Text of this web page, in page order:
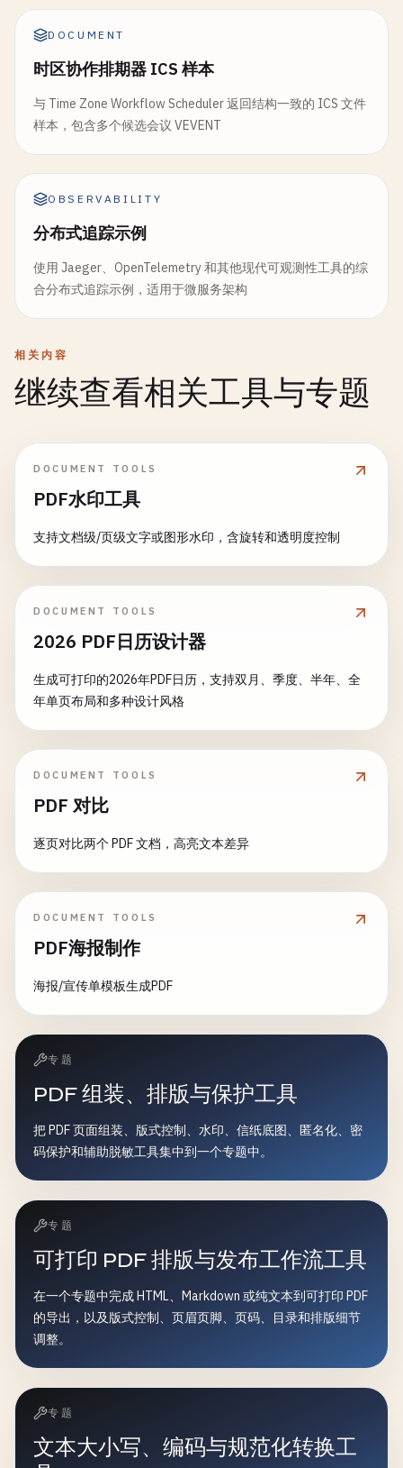
DOCUMENT
时区协作排期器 ICS 样本
与 Time Zone Workflow Scheduler 返回结构一致的 ICS 文件
样本，包含多个候选会议 VEVENT
OBSERVABILITY
分布式追踪示例
使用 Jaeger、OpenTelemetry 和其他现代可观测性工具的综
合分布式追踪示例，适用于微服务架构
相关内容
继续查看相关工具与专题
DOCUMENT TOOLS
PDF水印工具
支持文档级/页级文字或图形水印，含旋转和透明度控制
DOCUMENT TOOLS
2026 PDF日历设计器
生成可打印的2026年PDF日历，支持双月、季度、半年、全
年单页布局和多种设计风格
DOCUMENT TOOLS
PDF 对比
逐页对比两个 PDF 文档，高亮文本差异
DOCUMENT TOOLS
PDF海报制作
海报/宣传单模板生成PDF
专题
PDF 组装、排版与保护工具
把 PDF 页面组装、版式控制、水印、信纸底图、匿名化、密
码保护和辅助脱敏工具集中到一个专题中。
专题
可打印 PDF 排版与发布工作流工具
在一个专题中完成 HTML、Markdown 或纯文本到可打印 PDF
的导出，以及版式控制、页眉页脚、页码、目录和排版细节
调整。
专题
文本大小写、编码与规范化转换工